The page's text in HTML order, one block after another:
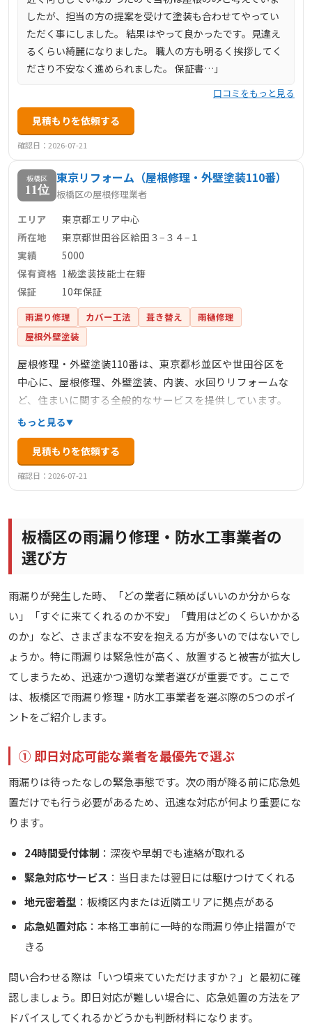
したが、担当の方の提案を受けて塗装も合わせてやってい
ただく事にしました。 結果はやって良かったです。見違え
るくらい綺麗になりました。 職人の方も明るく挨拶してく
ださり不安なく進められました。 保証書…」
口コミをもっと見る
見積もりを依頼する
確認日：2026-07-21
板橋区
11位
東京リフォーム（屋根修理・外壁塗装110番）
板橋区の屋根修理業者
エリア
東京都エリア中心
所在地
東京都世田谷区給田３−３４−１
実績
5000
保有資格 1級塗装技能士在籍
保証
10年保証
雨漏り修理 カバー工法 葺き替え
雨樋修理
屋根外壁塗装
屋根修理・外壁塗装110番は、東京都杉並区や世田谷区を
中心に、屋根修理、外壁塗装、内装、水回りリフォームな
ど、住まいに関する全般的なサービスを提供しています。
見積・点検・調査は無料で、迅速な対応と職人価格を特徴
としています。1級塗装技能士や建築板金技能士が在籍して
おり、安心の工事とアフターフォローに力を入れていま
す。工事後のお客様との長期的なお付き合いを大切にして
おり、リピーターや紹介による依頼が多いことも信頼の証
もっと見る
見積もりを依頼する
確認日：2026-07-21
板橋区の雨漏り修理・防水工事業者の
選び方
雨漏りが発生した時、「どの業者に頼めばいいのか分からな
い」「すぐに来てくれるのか不安」「費用はどのくらいかかる
のか」など、さまざまな不安を抱える方が多いのではないでし
ょうか。特に雨漏りは緊急性が高く、放置すると被害が拡大し
てしまうため、迅速かつ適切な業者選びが重要です。ここで
は、板橋区で雨漏り修理・防水工事業者を選ぶ際の5つのポイ
ントをご紹介します。
① 即日対応可能な業者を最優先で選ぶ
雨漏りは待ったなしの緊急事態です。次の雨が降る前に応急処
置だけでも行う必要があるため、迅速な対応が何より重要にな
ります。
24時間受付体制 ：深夜や早朝でも連絡が取れる
緊急対応サービス ：当日または翌日には駆けつけてくれる
地元密着型 ：板橋区内または近隣エリアに拠点がある
応急処置対応：本格工事前に一時的な雨漏り停止措置がで
きる
問い合わせる際は「いつ頃来ていただけますか？」と最初に確
認しましょう。即日対応が難しい場合に、応急処置の方法をア
ドバイスしてくれるかどうかも判断材料になります。